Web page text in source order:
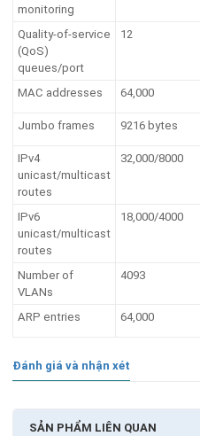
monitoring
Quality-of-service
(QoS)
queues/port
12
MAC addresses 64,000
Jumbo frames 9216 bytes
IPv4
unicast/multicast
routes
32,000/8000
IPv6
unicast/multicast
routes
18,000/4000
Number of
VLANs
4093
ARP entries 64,000
Đánh giá và nhận xét
SẢN PHẨM LIÊN QUAN